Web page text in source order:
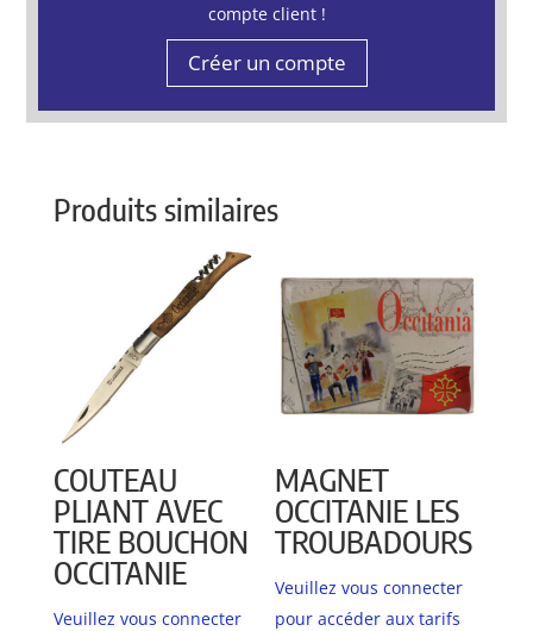
compte client !
Créer un compte
Produits similaires
COUTEAU
PLIANT AVEC
TIRE BOUCHON
OCCITANIE
Veuillez vous connecter
MAGNET
OCCITANIE LES
TROUBADOURS
Veuillez vous connecter
pour accéder aux tarifs